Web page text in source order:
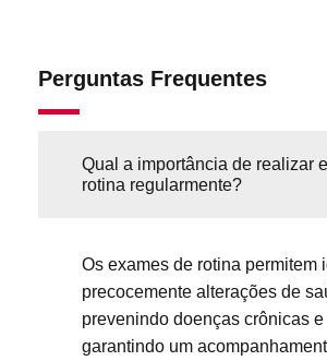
Perguntas Frequentes
Qual a importância de realizar
rotina regularmente?
Os exames de rotina permitem
precocemente alterações de
prevenindo doenças crônicas e
garantindo um